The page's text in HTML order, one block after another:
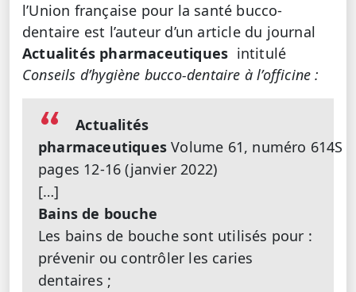
l’Union française pour la santé bucco-
dentaire est l’auteur d’un article du journal
Actualités pharmaceutiques intitulé
Conseils d’hygiène bucco-dentaire à l’officine :
Actualités
pharmaceutiquesVolume 61, numéro 614S
pages 12-16 (janvier 2022)
[…]
Bains de bouche
Les bains de bouche sont utilisés pour :
prévenir ou contrôler les caries
dentaires ;